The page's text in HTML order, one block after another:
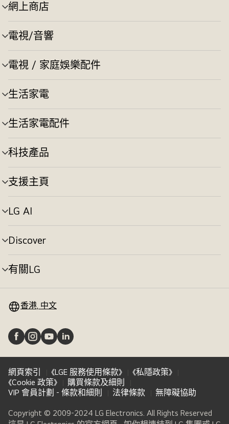
網上商店
選
單
切
換
電視/音響
選
單
切
換
電視 / 家庭娛樂配件
選
單
切
換
生活家電
選
單
切
換
生活家電配件
選
單
切
換
科技產品
選
單
切
換
支援主頁
選
單
切
換
LG AI
選
單
切
換
Discover
選
單
切
換
有關LG
選
換 香港, 中文
網頁索引 《LGE 服務使用條款》
《私隱政策》
《Cookie 政策》
購買條款及細則
VIP 會員計劃 - 條款和細則
法律條款 無障礙協助
Copyright © 2009-2024 LG Electronics. All Rights Reserved